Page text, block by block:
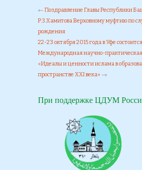
← Поздравление Главы Республики
Р.З.Хамитова Верховному муфтию по
рождения
22-23 октября 2015 года в Уфе
Международная научно-
«Идеалы и ценности ислама в
пространстве XXI века» →
При поддержке ЦДУМ